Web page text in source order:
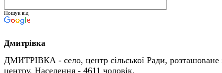
Пошук від
Дмитрівка
ДМИТРІВКА - село, центр сільської Ради, розташоване
центру. Населення - 4611 чоловік.